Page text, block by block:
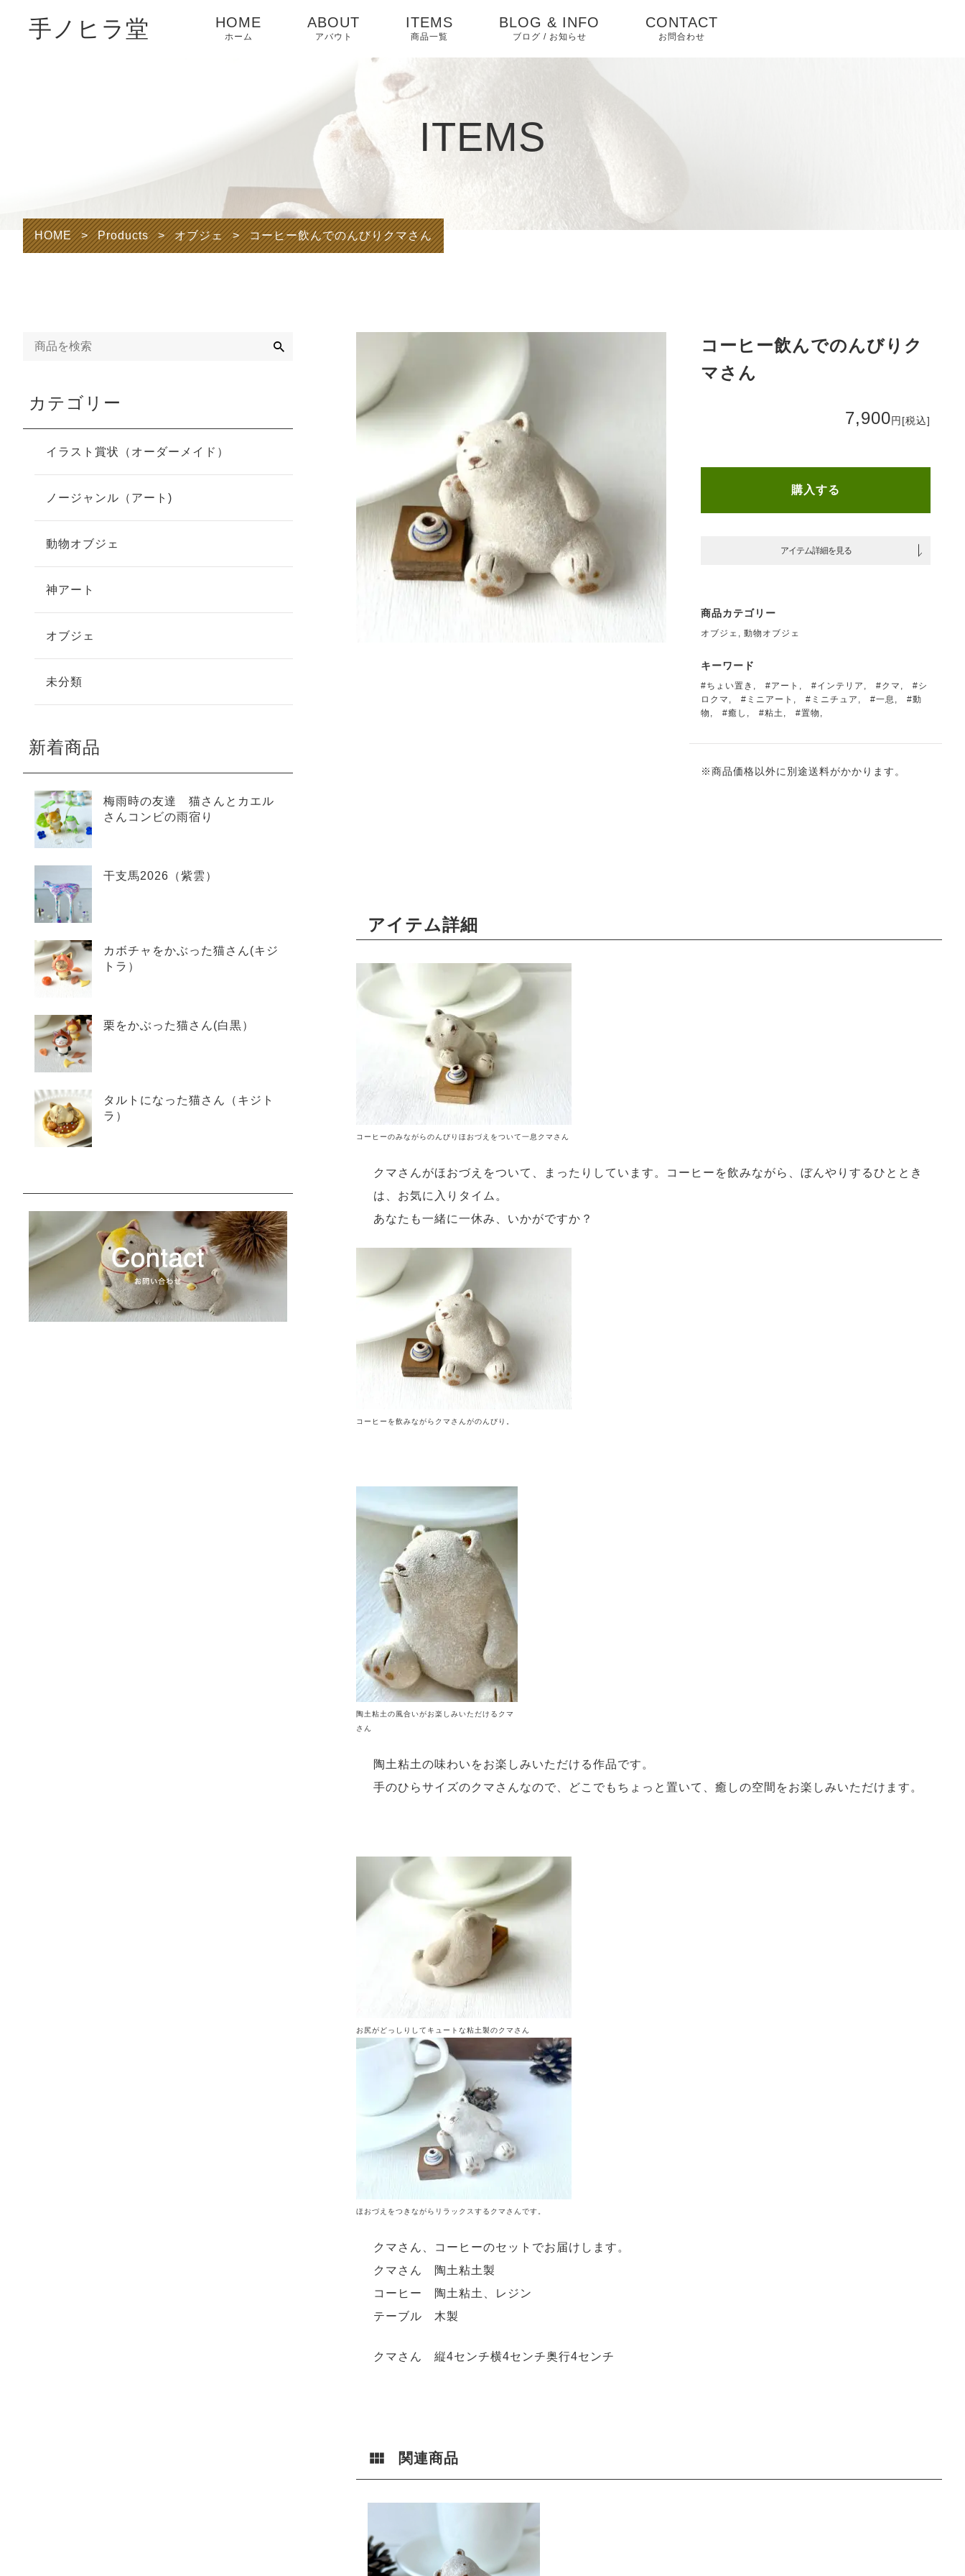
手ノヒラ堂 HOME
ホーム
ABOUT
アバウト
ITEMS
商品一覧
BLOG & INFO
ブログ / お知らせ
ピックアップ
CONTACT
お問合わせ
ITEMS
HOME > Products > オブジェ > コーヒー飲んでのんびりクマさん
コーヒー飲んでのんびりク
マさん
7,900円 [税込]
購入する
アイテム詳細を見る
商品カテゴリー
オブジェ , 動物オブジェ
キーワード
#ちょい置き , #アート , #インテリア , #クマ , #シ
ロクマ , #ミニアート , #ミニチュア , #一息 , #動
物 , #癒し , #粘土, #置物 ,
※商品価格以外に別途送料がかかります。
アイテム詳細
コーヒーのみながらのんびりほおづえをついて一息クマさん
クマさんがほおづえをついて、まったりしています。コーヒーを飲みながら、ぼんやりするひととき
は、お気に入りタイム。
あなたも一緒に一休み、いかがですか？
コーヒーを飲みながらクマさんがのんびり。
陶土粘土の風合いがお楽しみいただけるクマ
さん
陶土粘土の味わいをお楽しみいただける作品です。
手のひらサイズのクマさんなので、どこでもちょっと置いて、癒しの空間をお楽しみいただけます。
お尻がどっしりしてキュートな粘土製のクマさん
ほおづえをつきながらリラックスするクマさんです。
クマさん、コーヒーのセットでお届けします。
クマさん 陶土粘土製
コーヒー 陶土粘土、レジン
テーブル 木製
クマさん 縦4センチ横4センチ奥行4センチ
関連商品
カテゴリー
イラスト賞状（オーダーメイド）
ノージャンル（アート)
動物オブジェ
神アート
オブジェ
未分類
新着商品
梅雨時の友達 猫さんとカエル
さんコンビの雨宿り
干支馬2026（紫雲）
カボチャをかぶった猫さん(キジ
トラ）
栗をかぶった猫さん(白黒）
タルトになった猫さん（キジト
ラ）